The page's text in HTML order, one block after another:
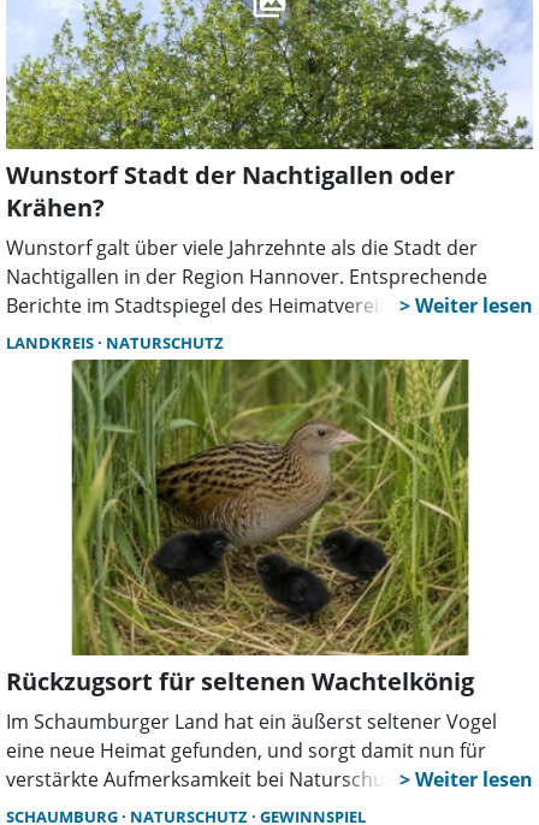
Wunstorf Stadt der Nachtigallen oder
Krähen?
Wunstorf galt über viele Jahrzehnte als die Stadt der
Nachtigallen in der Region Hannover. Entsprechende
Berichte im Stadtspiegel des Heimatvereins bezeugen
dies. Doch inzwischen scheinen die Saatkrähen die
Nachtigallen in großem Umfang abgelöst zu haben.
LANDKREIS NATURSCHUTZ
Rückzugsort für seltenen Wachtelkönig
Im Schaumburger Land hat ein äußerst seltener Vogel
eine neue Heimat gefunden, und sorgt damit nun für
verstärkte Aufmerksamkeit bei Naturschutz und
Landwirtschaft. Zwischen Kleinhegesdorf, Groß Hegesdorf
SCHAUMBURG NATURSCHUTZ GEWINNSPIEL